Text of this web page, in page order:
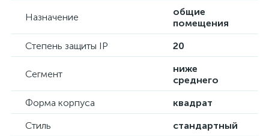
Назначение
общие
помещения
Степень защиты IP
20
Сегмент
ниже
среднего
Форма корпуса
квадрат
Стиль
стандартный